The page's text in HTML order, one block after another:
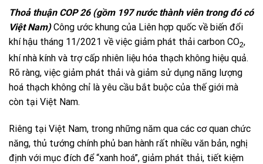
Thoả thuận COP 26 (gồm 197 nước thành viên trong đó có
Việt Nam)Công ước khung của Liên hợp quốc về biến đổi
khí hậu tháng 11/2021 về việc giảm phát thải carbon CO2,
khí nhà kính và trợ cấp nhiên liệu hóa thạch không hiệu quả.
Rõ ràng, việc giảm phát thải và giảm sử dụng năng lượng
hoá thạch không chỉ là yêu cầu bắt buộc của thế giới mà
còn tại Việt Nam.
Riêng tại Việt Nam, trong những năm qua các cơ quan chức
năng, thủ tướng chính phủ ban hành rất nhiều văn bản, nghị
định với mục đích để “xanh hoá”, giảm phát thải, tiết kiệm